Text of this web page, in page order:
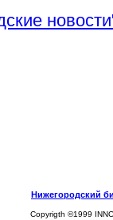
Нижегородский
Copyrigth ©1999